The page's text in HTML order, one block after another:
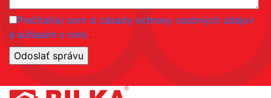
Prečítal(a) som si zásady ochrany osobných údajov
a súhlasím s nimi..